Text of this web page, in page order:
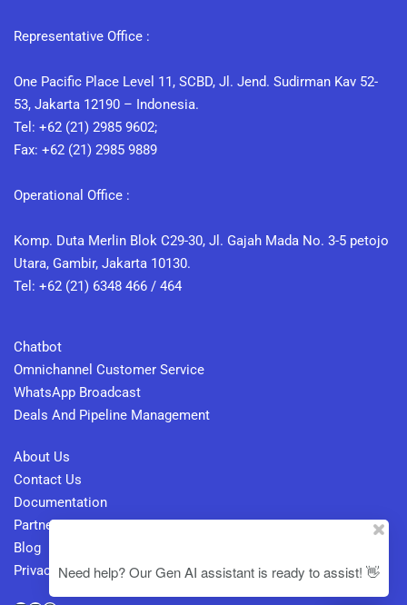
Representative Office :
One Pacific Place Level 11, SCBD, Jl. Jend. Sudirman Kav 52-
53, Jakarta 12190 – Indonesia.
Tel: +62 (21) 2985 9602;
Fax: +62 (21) 2985 9889
Operational Office :
Komp. Duta Merlin Blok C29-30, Jl. Gajah Mada No. 3-5 petojo
Utara, Gambir, Jakarta 10130.
Tel: +62 (21) 6348 466 / 464
Chatbot
Omnichannel Customer Service
WhatsApp Broadcast
Deals And Pipeline Management
About Us
Contact Us
Documentation
Partner
Blog
Privacy PolicyNeed help? Our Gen AI assistant is ready to assist! 👋